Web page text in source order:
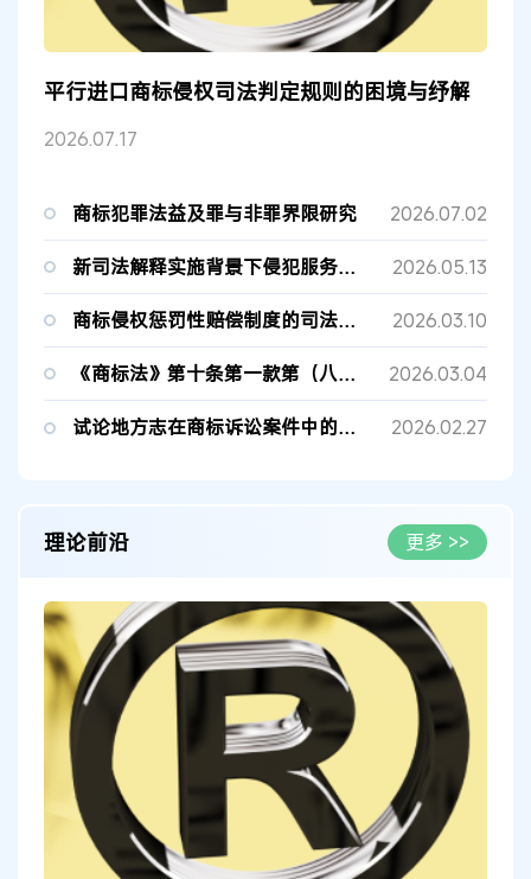
平行进口商标侵权司法判定规则的困境与纾解
2026.07.17
商标犯罪法益及罪与非罪界限研究 2026.07.02
新司法解释实施背景下侵犯服务商标类刑事案件的审判要点 2026.05.13
商标侵权惩罚性赔偿制度的司法适用 2026.03.10
《商标法》第十条第一款第（八）项的司法认定 2026.03.04
试论地方志在商标诉讼案件中的多维价值 2026.02.27
理论前沿 更多 >>